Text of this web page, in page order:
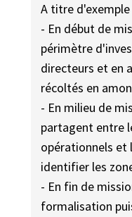
A titre d'exemple
- En début de
périmètre
directeurs et en
récoltés en
- En milieu de
partagent entre
opérationnels et
identifier les
- En fin de
formalisation